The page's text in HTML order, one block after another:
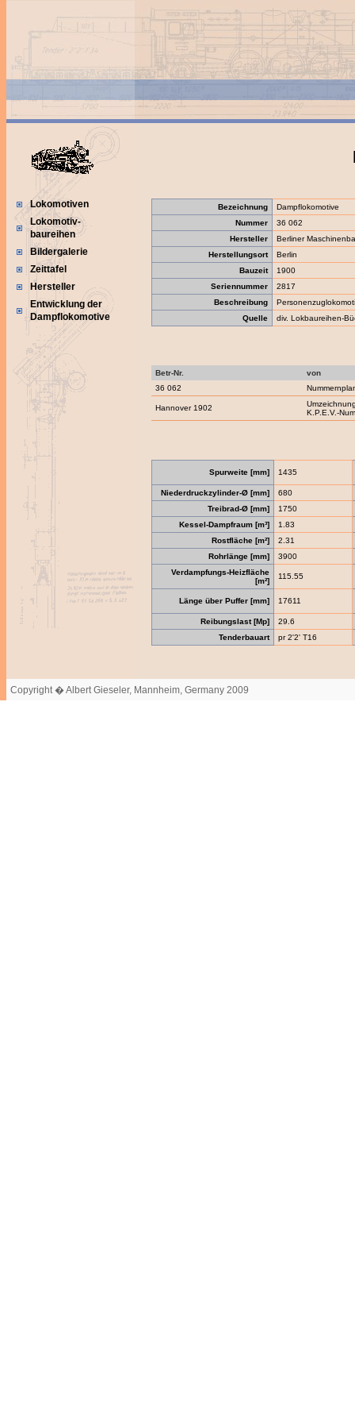
Lokomotiven
Lokomotiv-
baureihen
Bildergalerie
Zeittafel
Hersteller
Entwicklung der
Dampflokomotive
Bezeichnung
Dampflokomotive
Nummer
36 062
Hersteller
Berliner
Herstellungsort
Berlin
Bauzeit
1900
Seriennummer
2817
Beschreibung
Quelle
div. Lokbaureihen-
Betr-Nr.
von
36 062
Hannover 1902
K.P.E.V.-
Spurweite [mm] 1435
Niederdruckzylinder-Ø [mm]
680
Treibrad-Ø [mm]
1750
Kessel-Dampfraum [m³]
1.83
Rostfläche [m²]
2.31
Rohrlänge [mm]
3900
Verdampfungs-Heizfläche
[m²]
115.55
Länge über Puffer [mm] 17611
Reibungslast [Mp]
29.6
Tenderbauart
pr 2'2' T16
Copyright � Albert Gieseler, Mannheim, Germany 2009